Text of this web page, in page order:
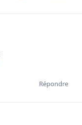
Répondre